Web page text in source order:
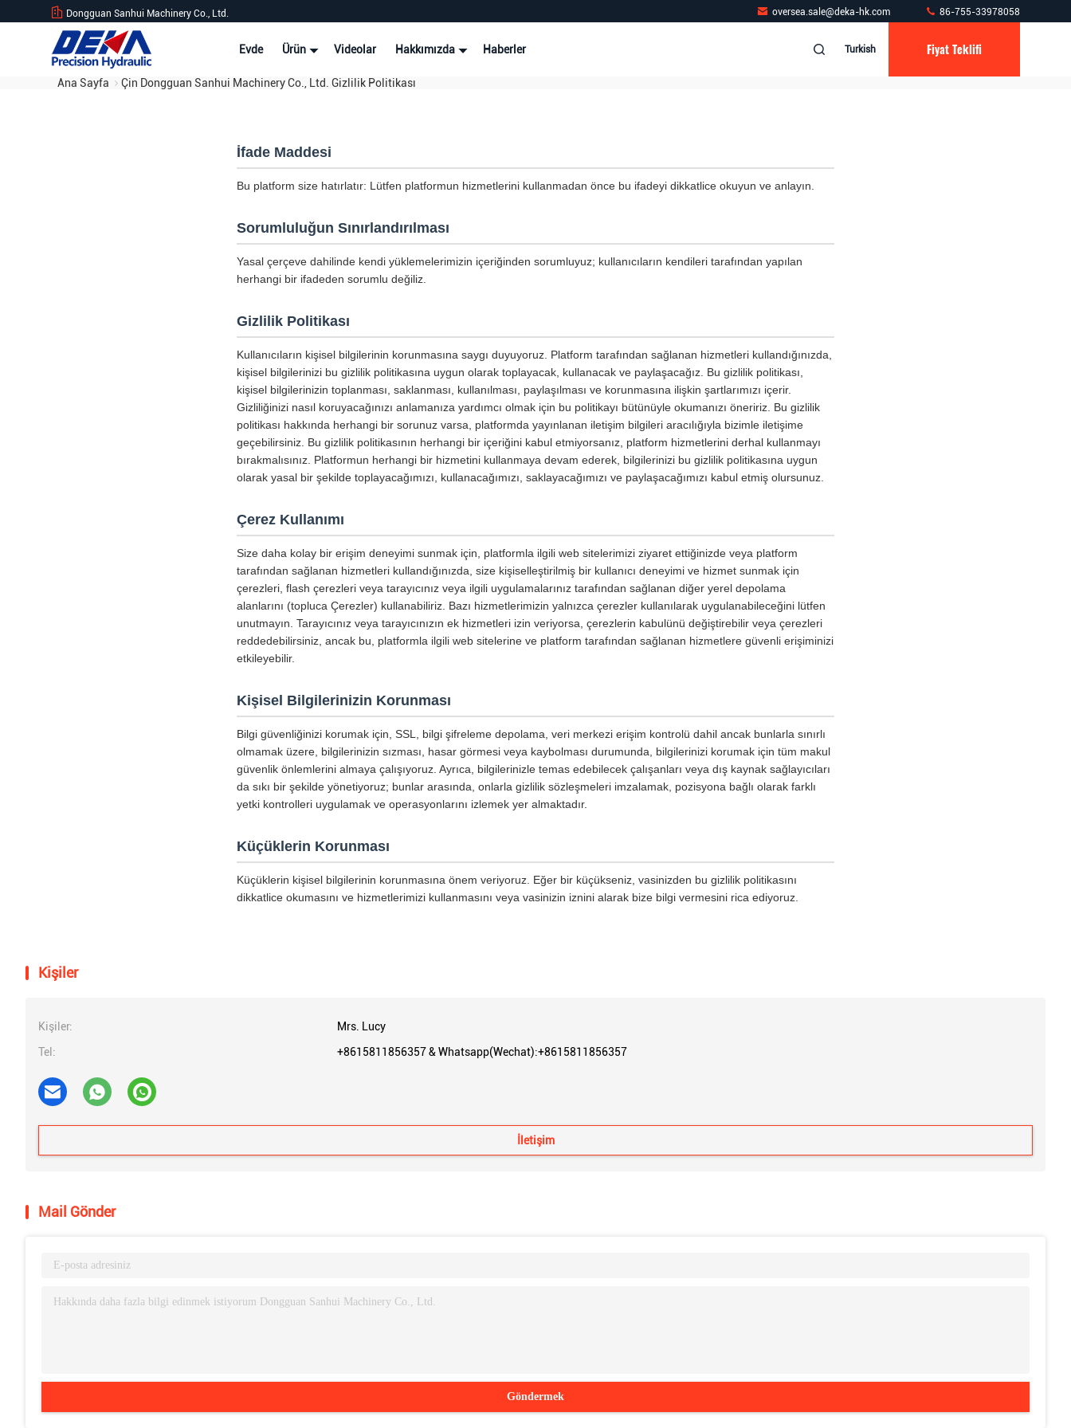
Dongguan Sanhui Machinery Co., Ltd. oversea.sale@deka-hk.com 86-755-33978058
Evde Ürün Videolar Hakkımızda Haberler Turkish Fiyat Teklifi
Ana Sayfa Çin Dongguan Sanhui Machinery Co., Ltd. Gizlilik Politikası
İfade Maddesi
Bu platform size hatırlatır: Lütfen platformun hizmetlerini kullanmadan önce bu ifadeyi dikkatlice okuyun ve anlayın.
Sorumluluğun Sınırlandırılması
Yasal çerçeve dahilinde kendi yüklemelerimizin içeriğinden sorumluyuz; kullanıcıların kendileri tarafından yapılan
herhangi bir ifadeden sorumlu değiliz.
Gizlilik Politikası
Kullanıcıların kişisel bilgilerinin korunmasına saygı duyuyoruz. Platform tarafından sağlanan hizmetleri kullandığınızda,
kişisel bilgilerinizi bu gizlilik politikasına uygun olarak toplayacak, kullanacak ve paylaşacağız. Bu gizlilik politikası,
kişisel bilgilerinizin toplanması, saklanması, kullanılması, paylaşılması ve korunmasına ilişkin şartlarımızı içerir.
Gizliliğinizi nasıl koruyacağınızı anlamanıza yardımcı olmak için bu politikayı bütünüyle okumanızı öneririz. Bu gizlilik
politikası hakkında herhangi bir sorunuz varsa, platformda yayınlanan iletişim bilgileri aracılığıyla bizimle iletişime
geçebilirsiniz. Bu gizlilik politikasının herhangi bir içeriğini kabul etmiyorsanız, platform hizmetlerini derhal kullanmayı
bırakmalısınız. Platformun herhangi bir hizmetini kullanmaya devam ederek, bilgilerinizi bu gizlilik politikasına uygun
olarak yasal bir şekilde toplayacağımızı, kullanacağımızı, saklayacağımızı ve paylaşacağımızı kabul etmiş olursunuz.
Çerez Kullanımı
Size daha kolay bir erişim deneyimi sunmak için, platformla ilgili web sitelerimizi ziyaret ettiğinizde veya platform
tarafından sağlanan hizmetleri kullandığınızda, size kişiselleştirilmiş bir kullanıcı deneyimi ve hizmet sunmak için
çerezleri, flash çerezleri veya tarayıcınız veya ilgili uygulamalarınız tarafından sağlanan diğer yerel depolama
alanlarını (topluca Çerezler) kullanabiliriz. Bazı hizmetlerimizin yalnızca çerezler kullanılarak uygulanabileceğini lütfen
unutmayın. Tarayıcınız veya tarayıcınızın ek hizmetleri izin veriyorsa, çerezlerin kabulünü değiştirebilir veya çerezleri
reddedebilirsiniz, ancak bu, platformla ilgili web sitelerine ve platform tarafından sağlanan hizmetlere güvenli erişiminizi
etkileyebilir.
Kişisel Bilgilerinizin Korunması
Bilgi güvenliğinizi korumak için, SSL, bilgi şifreleme depolama, veri merkezi erişim kontrolü dahil ancak bunlarla sınırlı
olmamak üzere, bilgilerinizin sızması, hasar görmesi veya kaybolması durumunda, bilgilerinizi korumak için tüm makul
güvenlik önlemlerini almaya çalışıyoruz. Ayrıca, bilgilerinizle temas edebilecek çalışanları veya dış kaynak sağlayıcıları
da sıkı bir şekilde yönetiyoruz; bunlar arasında, onlarla gizlilik sözleşmeleri imzalamak, pozisyona bağlı olarak farklı
yetki kontrolleri uygulamak ve operasyonlarını izlemek yer almaktadır.
Küçüklerin Korunması
Küçüklerin kişisel bilgilerinin korunmasına önem veriyoruz. Eğer bir küçükseniz, vasinizden bu gizlilik politikasını
dikkatlice okumasını ve hizmetlerimizi kullanmasını veya vasinizin iznini alarak bize bilgi vermesini rica ediyoruz.
Kişiler
Kişiler:
Mrs. Lucy
Tel:
+8615811856357 & Whatsapp(Wechat):+8615811856357
İletişim
Mail Gönder
Göndermek